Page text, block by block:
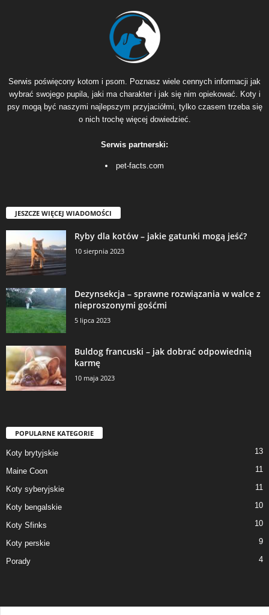
Serwis poświęcony kotom i psom. Poznasz wiele cennych informacji jak
wybrać swojego pupila, jaki ma charakter i jak się nim opiekować. Koty i
psy mogą być naszymi najlepszym przyjaciółmi, tylko czasem trzeba się
o nich trochę więcej dowiedzieć.
Serwis partnerski:
pet-facts.com
JESZCZE WIĘCEJ WIADOMOŚCI
Ryby dla kotów – jakie gatunki mogą jeść?
10 sierpnia 2023
Dezynsekcja – sprawne rozwiązania w walce z
nieproszonymi gośćmi
5 lipca 2023
Buldog francuski – jak dobrać odpowiednią
karmę
10 maja 2023
POPULARNE KATEGORIE
Koty brytyjskie 13
Maine Coon 11
Koty syberyjskie 11
Koty bengalskie 10
Koty Sfinks 10
Koty perskie 9
Porady 4